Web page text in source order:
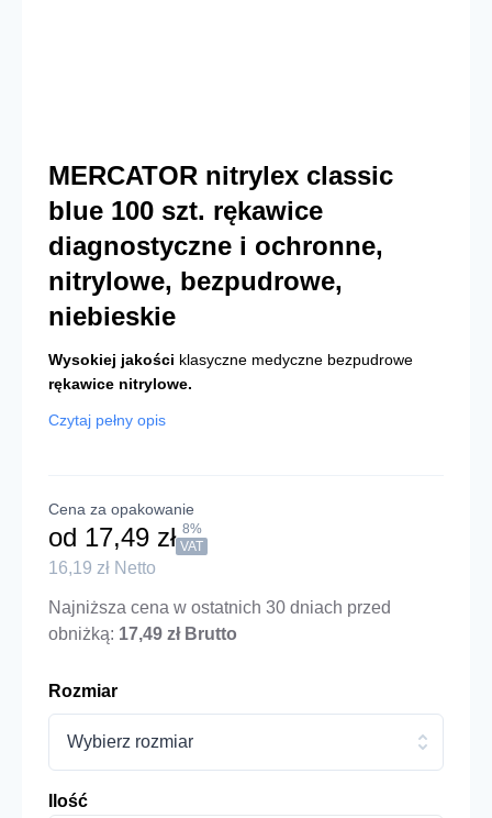
MERCATOR nitrylex classic
blue 100 szt. rękawice
diagnostyczne i ochronne,
nitrylowe, bezpudrowe,
niebieskie
Wysokiej jakości klasyczne medyczne bezpudrowe
rękawice nitrylowe.
Czytaj pełny opis
Cena za opakowanie
od 17,49 zł 8%
VAT
16,19 zł Netto
Najniższa cena w ostatnich 30 dniach przed
obniżką: 17,49 zł Brutto
Rozmiar
Wybierz rozmiar
Ilość